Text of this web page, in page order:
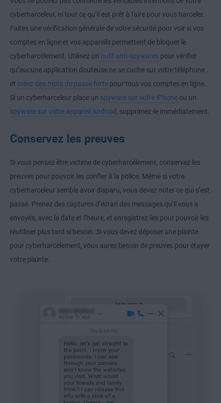
cyberharceleur, ni tout ce qu’il est prêt à faire pour vous harceler.
Faites une vérification générale de votre sécurité pour voir si vos
comptes en ligne et vos appareils permettent de bloquer le
cyberharcèlement. Utilisez un outil anti-spywares pour vérifier
qu’aucune application douteuse ne se cache sur votre téléphone
et créez des mots de passe forts pour tous vos comptes en ligne.
Si un cyberharceleur place un spyware sur votre iPhone ou un
spyware sur votre appareil Android , supprimez-le immédiatement.
Conservez les preuves
Si vous pensez être victime de cyberharcèlement, conservez les
preuves pour pouvoir les confier à la police. Même si votre
cyberharceleur semble avoir disparu, vous devez noter ce qui s’est
passé. Prenez des captures d’écran des messages qu’il vous a
envoyés, avec la date et l’heure, et enregistrez-les pour pouvoir les
réutiliser plus tard si besoin. Si vous devez déposer une plainte
pour cyberharcèlement, vous aurez besoin de preuves pour étayer
votre plainte.